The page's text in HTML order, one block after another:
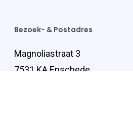
Bezoek- & Postadres
Magnoliastraat 3
7531 KA Enschede